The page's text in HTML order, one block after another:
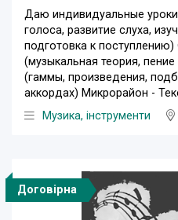
Даю индивидуальные
голоса, развитие слуха,
подготовка к
(музыкальная теория,
(гаммы, произведения,
аккордах) Микрорайон -
Музика, інструменти
Договірна